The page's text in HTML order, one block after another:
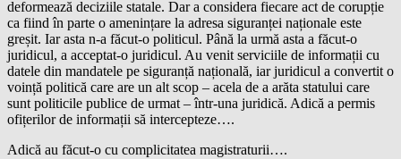
deformează deciziile statale. Dar a considera fiecare act de corupție
ca fiind în parte o amenințare la adresa siguranței naționale este
greșit. Iar asta n-a făcut-o politicul. Până la urmă asta a făcut-o
juridicul, a acceptat-o juridicul. Au venit serviciile de informații cu
datele din mandatele pe siguranță națională, iar juridicul a convertit o
voință politică care are un alt scop – acela de a arăta statului care
sunt politicile publice de urmat – într-una juridică. Adică a permis
ofițerilor de informații să intercepteze….
Adică au făcut-o cu complicitatea magistraturii….